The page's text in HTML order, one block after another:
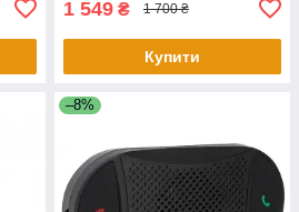
1 549 ₴ 1 700 ₴
Купити
–8%